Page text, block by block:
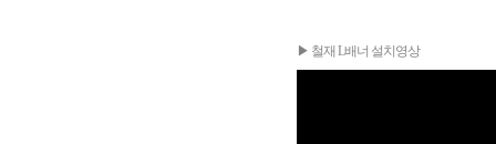
▶ 철재 L배너 설치영상